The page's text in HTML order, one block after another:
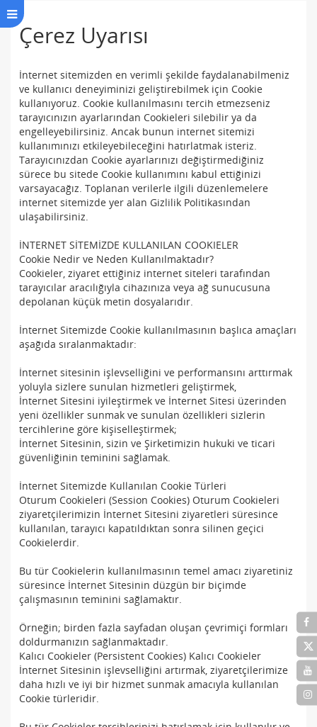
Çerez Uyarısı
İnternet sitemizden en verimli şekilde faydalanabilmeniz
ve kullanıcı deneyiminizi geliştirebilmek için Cookie
kullanıyoruz. Cookie kullanılmasını tercih etmezseniz
tarayıcınızın ayarlarından Cookieleri silebilir ya da
engelleyebilirsiniz. Ancak bunun internet sitemizi
kullanımınızı etkileyebileceğini hatırlatmak isteriz.
Tarayıcınızdan Cookie ayarlarınızı değiştirmediğiniz
sürece bu sitede Cookie kullanımını kabul ettiğinizi
varsayacağız. Toplanan verilerle ilgili düzenlemelere
internet sitemizde yer alan Gizlilik Politikasından
ulaşabilirsiniz.
İNTERNET SİTEMİZDE KULLANILAN COOKIELER
Cookie Nedir ve Neden Kullanılmaktadır?
Cookieler, ziyaret ettiğiniz internet siteleri tarafından
tarayıcılar aracılığıyla cihazınıza veya ağ sunucusuna
depolanan küçük metin dosyalarıdır.
İnternet Sitemizde Cookie kullanılmasının başlıca amaçları
aşağıda sıralanmaktadır:
İnternet sitesinin işlevselliğini ve performansını arttırmak
yoluyla sizlere sunulan hizmetleri geliştirmek,
İnternet Sitesini iyileştirmek ve İnternet Sitesi üzerinden
yeni özellikler sunmak ve sunulan özellikleri sizlerin
tercihlerine göre kişiselleştirmek;
İnternet Sitesinin, sizin ve Şirketimizin hukuki ve ticari
güvenliğinin teminini sağlamak.
İnternet Sitemizde Kullanılan Cookie Türleri
Oturum Cookieleri (Session Cookies) Oturum Cookieleri
ziyaretçilerimizin İnternet Sitesini ziyaretleri süresince
kullanılan, tarayıcı kapatıldıktan sonra silinen geçici
Cookielerdir.
Bu tür Cookielerin kullanılmasının temel amacı ziyaretiniz
süresince İnternet Sitesinin düzgün bir biçimde
çalışmasının teminini sağlamaktır.
Örneğin; birden fazla sayfadan oluşan çevrimiçi formları
doldurmanızın sağlanmaktadır.
Kalıcı Cookieler (Persistent Cookies) Kalıcı Cookieler
İnternet Sitesinin işlevselliğini artırmak, ziyaretçilerimize
daha hızlı ve iyi bir hizmet sunmak amacıyla kullanılan
Cookie türleridir.